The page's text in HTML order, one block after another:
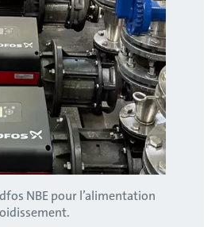
NBE pour l’alimentation